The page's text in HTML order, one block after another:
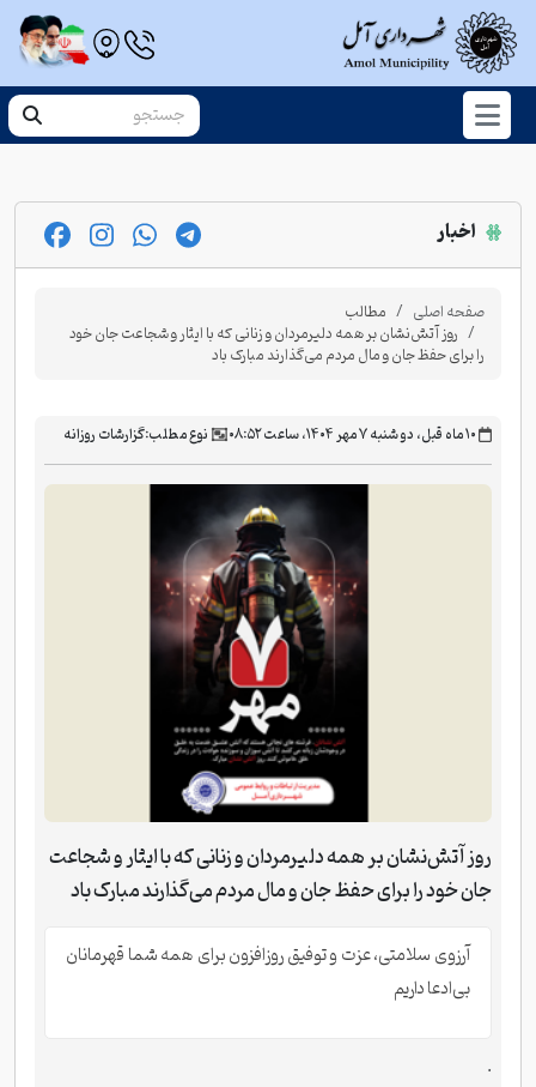
اخبار
صفحه اصلی مطالب
روز آتش‌نشان بر همه دلیرمردان و زنانی که با ایثار و شجاعت جان خود
را برای حفظ جان و مال مردم می‌گذارند مبارک باد
‫۱۰ ماه قبل، دو شنبه ۷ مهر ۱۴۰۴، ساعت ۰۸:۵۲ نوع مطلب:گزارشات روزانه
روز آتش‌نشان بر همه دلیرمردان و زنانی که با ایثار و شجاعت
جان خود را برای حفظ جان و مال مردم می‌گذارند مبارک باد
آرزوی سلامتی، عزت و توفیق روزافزون برای همه شما قهرمانان
بی‌ادعا داریم
.